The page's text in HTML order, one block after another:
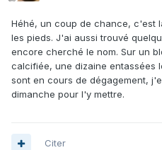
Héhé, un coup de chance, c'est
les pieds. J'ai aussi trouvé
encore cherché le nom. Sur un
calcifiée, une dizaine entassées
sont en cours de dégagement,
dimanche pour l'y mettre.
Citer